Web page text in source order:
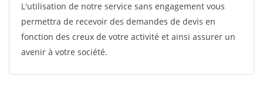
L'utilisation de notre service sans engagement vous
permettra de recevoir des demandes de devis en
fonction des creux de votre activité et ainsi assurer un
avenir à votre société.